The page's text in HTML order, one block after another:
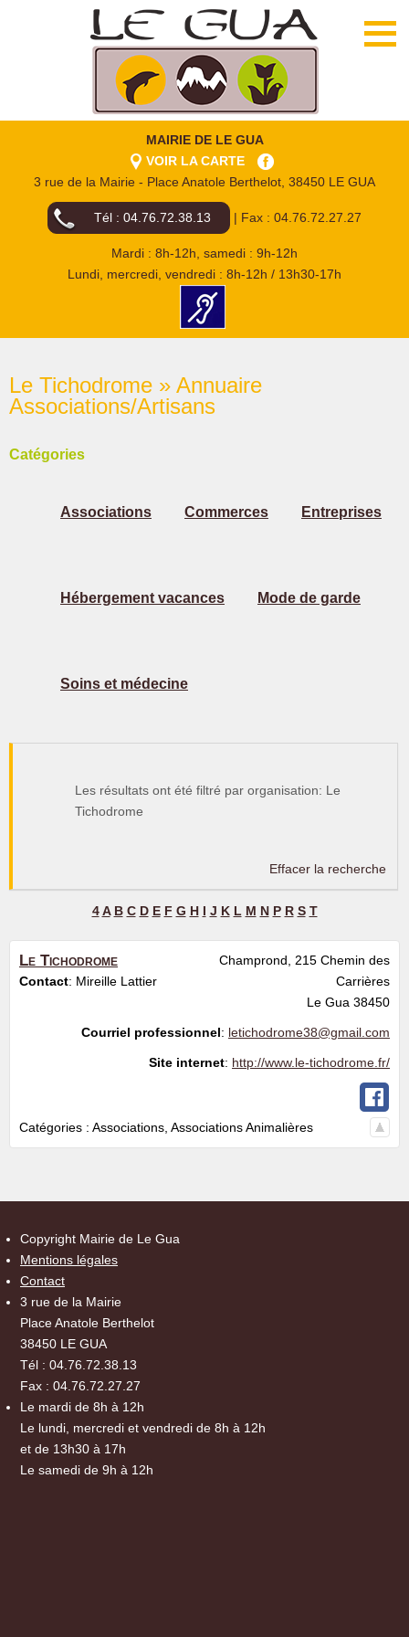
MAIRIE DE LE GUA
VOIR LA CARTE
3 rue de la Mairie - Place Anatole Berthelot, 38450 LE GUA
Tél : 04.76.72.38.13 | Fax : 04.76.72.27.27
Mardi : 8h-12h, samedi : 9h-12h
Lundi, mercredi, vendredi : 8h-12h / 13h30-17h
Le Tichodrome » Annuaire
Associations/Artisans
Catégories
Associations Commerces Entreprises
Hébergement vacances Mode de garde
Soins et médecine
Les résultats ont été filtré par organisation: Le
Tichodrome
Effacer la recherche
4 A B C D E F G H I J K L M N P R S T
Le Tichodrome
Contact: Mireille Lattier
Champrond, 215 Chemin des
Carrières
Le Gua 38450
Courriel professionnel: letichodrome38@gmail.com
Site internet: http://www.le-tichodrome.fr/
Catégories : Associations Associations Animalières
Copyright Mairie de Le Gua
Mentions légales
Contact
3 rue de la Mairie
Place Anatole Berthelot
38450 LE GUA
Tél : 04.76.72.38.13
Fax : 04.76.72.27.27
Le mardi de 8h à 12h
Le lundi, mercredi et vendredi de 8h à 12h
et de 13h30 à 17h
Le samedi de 9h à 12h